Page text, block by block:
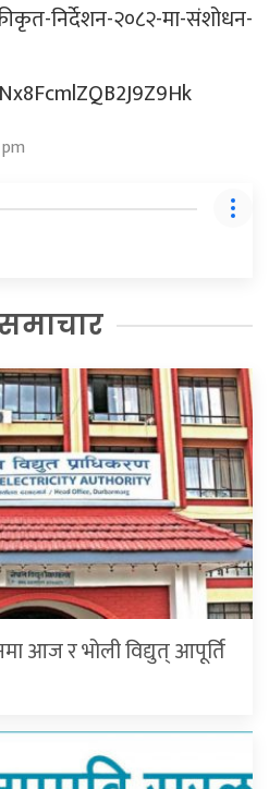
निर्देशन-२०८२-मा-संशोधन-
आज र भोली विद्युत् आपूर्ति